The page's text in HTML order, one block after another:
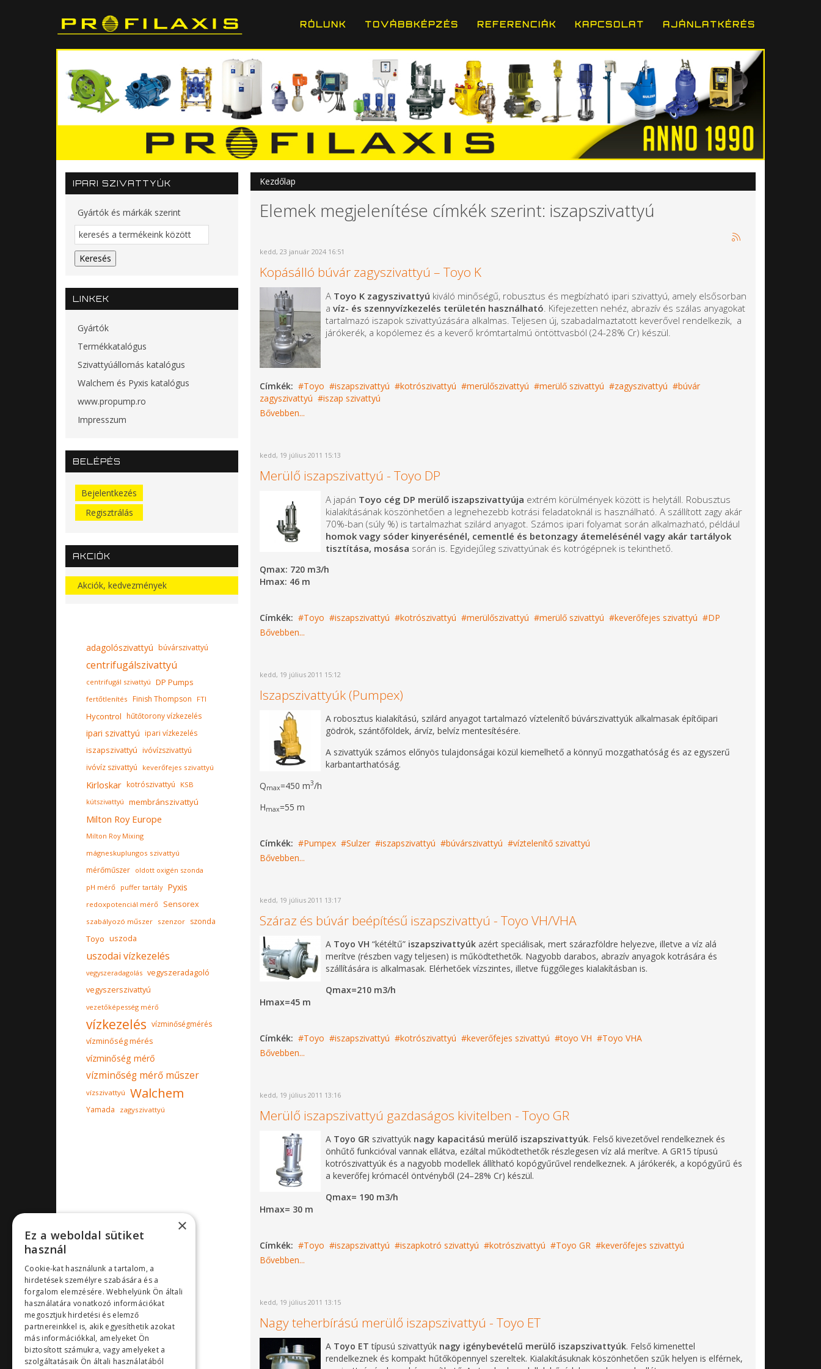
RÓLUNK TOVÁBBKÉPZÉS REFERENCIÁK KAPCSOLAT AJÁNLATKÉRÉS
Kezdőlap
Elemek megjelenítése címkék szerint: iszapszivattyú
kedd, 23 január 2024 16:51
Kopásálló búvár zagyszivattyú – Toyo K
A Toyo K zagyszivattyú kiváló minőségű, robusztus és megbízható ipari szivattyú, amely elsősorban
a víz- és szennyvízkezelés területén használható . Kifejezetten nehéz, abrazív és szálas anyagokat
tartalmazó iszapok szivattyúzására alkalmas. Teljesen új, szabadalmaztatott keverővel rendelkezik, a
járókerék, a kopólemez és a keverő krómtartalmú öntöttvasból (24-28% Cr) készül.
Címkék: Toyo iszapszivattyú kotrószivattyú merülőszivattyú merülő szivattyú zagyszivattyú
búvár
zagyszivattyú
iszap szivattyú
Bővebben...
kedd, 19 július 2011 15:13
Merülő iszapszivattyú - Toyo DP
A japán Toyo cég DP merülő iszapszivattyúja extrém körülmények között is helytáll. Robusztus
kialakításának köszönhetően a legnehezebb kotrási feladatoknál is használható. A szállított zagy akár
70%-ban (súly %) is tartalmazhat szilárd anyagot. Számos ipari folyamat során alkalmazható, például
homok vagy sóder kinyerésénél, cementlé és betonzagy átemelésénél vagy akár tartályok
tisztítása, mosása során is. Egyidejűleg szivattyúnak és kotrógépnek is tekinthető.
Qmax: 720 m3/h
Hmax: 46 m
Címkék: Toyo iszapszivattyú kotrószivattyú merülőszivattyú merülő szivattyú keverőfejes szivattyú
DP
Bővebben...
kedd, 19 július 2011 15:12
Iszapszivattyúk (Pumpex)
A robosztus kialakítású, szilárd anyagot tartalmazó víztelenítő búvárszivattyúk alkalmasak építőipari
gödrök, szántőföldek, árvíz, belvíz mentesítésére.
A szivattyúk számos előnyös tulajdonságai közül kiemelhető a könnyű mozgathatóság és az egyszerű
karbantarthatóság.
Qmax=450 m3/h
Hmax=55 m
Címkék: Pumpex Sulzer iszapszivattyú búvárszivattyú
víztelenítő szivattyú
Bővebben...
kedd, 19 július 2011 13:17
Száraz és búvár beépítésű iszapszivattyú - Toyo VH/VHA
A Toyo VH “kétéltű” iszapszivattyúkazért speciálisak, mert szárazföldre helyezve, illetve a víz alá
merítve (részben vagy teljesen) is működtethetők. Nagyobb darabos, abrazív anyagok kotrására és
szállítására is alkalmasak. Elérhetőek vízszintes, illetve függőleges kialakításban is.
Qmax=210 m3/h
Hmax=45 m
Címkék: Toyo iszapszivattyú kotrószivattyú keverőfejes szivattyú toyo VH
Toyo VHA
Bővebben...
kedd, 19 július 2011 13:16
Merülő iszapszivattyú gazdaságos kivitelben - Toyo GR
A Toyo GR szivattyúk nagy kapacitású merülő iszapszivattyúk. Felső kivezetővel rendelkeznek és
önhűtő funkcióval vannak ellátva, ezáltal működtethetők részlegesen víz alá merítve. A GR15 típusú
kotrószivattyúk és a nagyobb modellek állítható kopógyűrűvel rendelkeznek. A járókerék, a kopógyűrű és
a keverőfej krómacél öntvényből (24–28% Cr) készül.
Qmax= 190 m3/h
Hmax= 30 m
Címkék: Toyo iszapszivattyú iszapkotró szivattyú kotrószivattyú Toyo GR
keverőfejes szivattyú
Bővebben...
kedd, 19 július 2011 13:15
Nagy teherbírású merülő iszapszivattyú - Toyo ET
A Toyo ET típusú szivattyúk nagy igénybevételű merülő iszapszivattyúk. Felső kimenettel
rendelkeznek és kompakt hűtőköpennyel szereltek. Kialakításuknak köszönhetően szűk helyen is elférnek,
IPARI SZIVATTYÚK
Gyártók és márkák szerint
LINKEK
Gyártók
Termékkatalógus
Szivattyúállomás katalógus
Walchem és Pyxis katalógus
www.propump.ro
Impresszum
BELÉPÉS
Bejelentkezés
Regisztrálás
AKCIÓK
Akciók, kedvezmények
adagolószivattyú búvárszivattyú
centrifugálszivattyú
centrifugál szivattyú DP Pumps
fertőtlenítés Finish Thompson FTI
Hycontrol hűtőtorony vízkezelés
ipari szivattyú ipari vízkezelés
iszapszivattyú ivóvízszivattyú
ivóvíz szivattyú
keverőfejes szivattyú
Kirloskar kotrószivattyú
KSB
kútszivattyú membránszivattyú
Milton Roy Europe
Milton Roy Mixing
mágneskuplungos szivattyú
mérőműszer oldott oxigén szonda
pH mérő puffer tartály Pyxis
redoxpotenciál mérő Sensorex
szabályozó műszer szenzor szonda
Toyo uszoda
uszodai vízkezelés
vegyszeradagolás vegyszeradagoló
vegyszerszivattyú
vezetőképesség mérő
vízkezelés vízminőségmérés
vízminőség mérés
vízminőség mérő
vízminőség mérő műszer
vízszivattyú Walchem
Yamada zagyszivattyú
×
Ez a weboldal sütiket
használ
Cookie-kat használunk a tartalom, a
hirdetések személyre szabására és a
forgalom elemzésére. Webhelyünk Ön általi
használatára vonatkozó információkat
megosztjuk hirdetési és elemző
partnereinkkel is, akik egyesíthetik azokat
más információkkal, amelyeket Ön
biztosított számukra, vagy amelyeket a
szolgáltatásaik Ön általi használatából